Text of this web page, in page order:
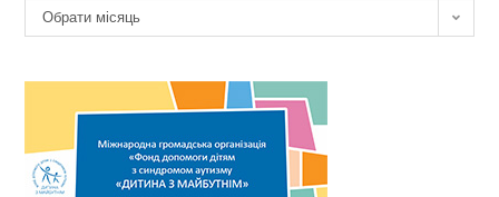
Архів
новин
Обрати місяць